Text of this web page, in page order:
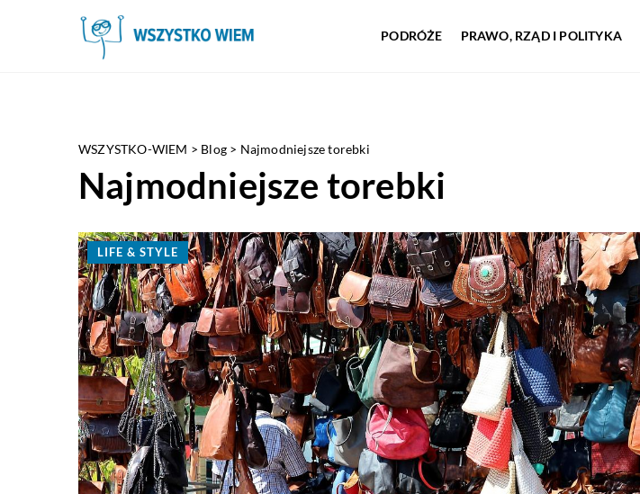
PODRÓŻE PRAWO, RZĄD I POLITYKA
WSZYSTKO-WIEM > Blog > Najmodniejsze torebki
Najmodniejsze torebki
LIFE & STYLE